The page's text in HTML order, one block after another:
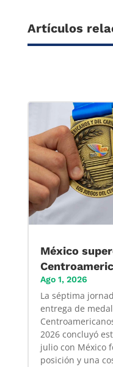
Artículos
México
Ago 1, 2026
La séptima
entrega de
2026 concluyó
julio con México
posición y una